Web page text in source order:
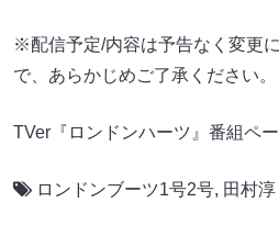
※配信予定/内容は予告なく変更
で、あらかじめご了承ください。
TVer『ロンドンハーツ』番組ペ
ロンドンブーツ1号2号, 田村淳